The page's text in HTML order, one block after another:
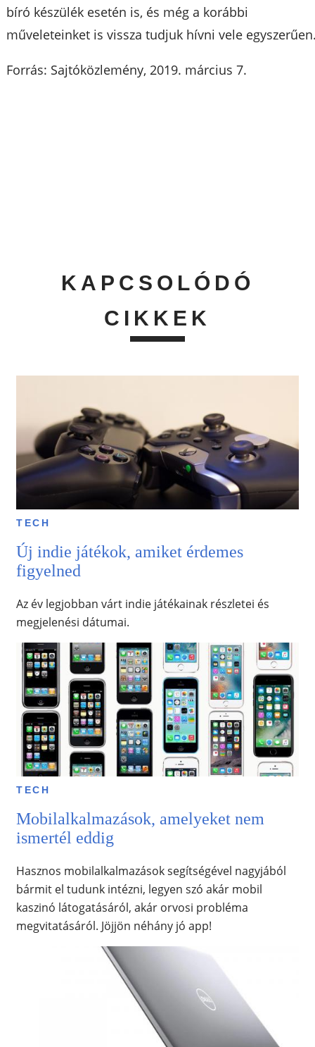
bíró készülék esetén is, és még a korábbi
műveleteinket is vissza tudjuk hívni vele
Forrás: Sajtóközlemény, 2019. március 7.
KAPCSOLÓDÓ
CIKKEK
TECH
Új indie játékok, amiket érdemes
figyelned
Az év legjobban várt indie játékainak részletei és
megjelenési dátumai.
TECH
Mobilalkalmazások, amelyeket nem
ismertél eddig
Hasznos mobilalkalmazások segítségével nagyjából
bármit el tudunk intézni, legyen szó akár mobil
kaszinó látogatásáról, akár orvosi probléma
megvitatásáról. Jöjjön néhány jó app!